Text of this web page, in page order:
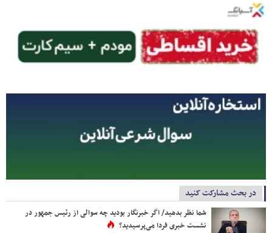
در بحث مشارکت کنید
شما نظر بدهید/ اگر خبرنگار بودید چه سوالی از رئیس جمهور در
نشست خبری فردا می‌پرسیدید؟